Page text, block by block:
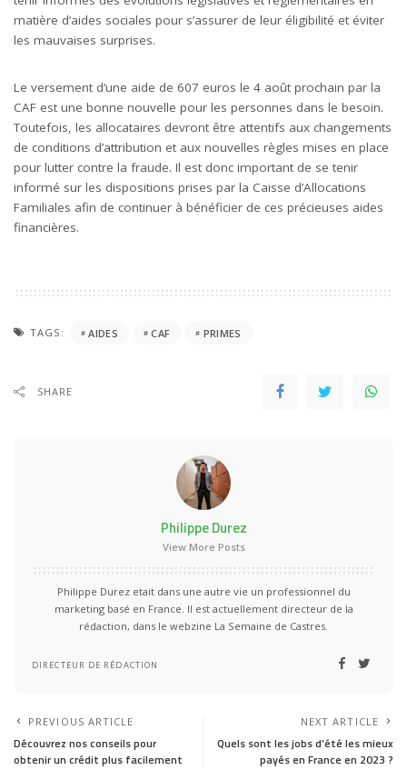
matière d’aides sociales pour s’assurer de leur éligibilité et éviter
les mauvaises surprises.
Le versement d’une aide de 607 euros le 4 août prochain par la
CAF est une bonne nouvelle pour les personnes dans le besoin.
Toutefois, les allocataires devront être attentifs aux changements
de conditions d’attribution et aux nouvelles règles mises en place
pour lutter contre la fraude. Il est donc important de se tenir
informé sur les dispositions prises par la Caisse d’Allocations
Familiales afin de continuer à bénéficier de ces précieuses aides
financières.
TAGS: AIDES CAF PRIMES
SHARE
Philippe Durez
View More Posts
Philippe Durez etait dans une autre vie un professionnel du
marketing basé en France. Il est actuellement directeur de la
rédaction, dans le webzine La Semaine de Castres.
DIRECTEUR DE RÉDACTION
PREVIOUS ARTICLE
Découvrez nos conseils pour
obtenir un crédit plus facilement
NEXT ARTICLE
Quels sont les jobs d’été les mieux
payés en France en 2023 ?